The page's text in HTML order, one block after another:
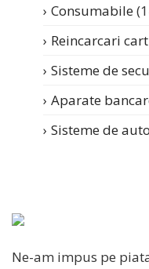
Consumabile
Reincarcari
Sisteme de
Aparate
Sisteme de
Ne-am impus pe